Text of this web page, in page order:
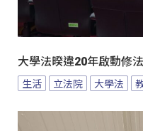
大學法暌違20年啟動修
生活 立法院 大學法